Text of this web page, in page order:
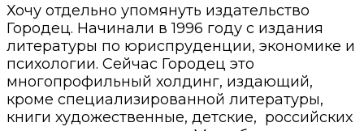
Хочу отдельно упомянуть издательство
Городец. Начинали в 1996 году с издания
литературы по юриспруденции, экономике и
психологии. Сейчас Городец это
многопрофильный холдинг, издающий,
кроме специализированной литературы,
книги художественные, детские, российских